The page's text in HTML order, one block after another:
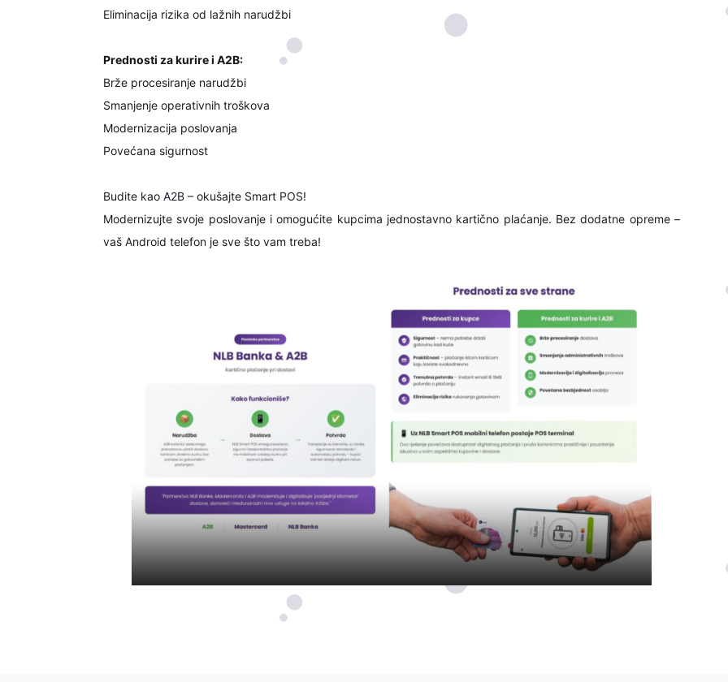
Eliminacija rizika od lažnih narudžbi
Prednosti za kurire i A2B:
Brže procesiranje narudžbi
Smanjenje operativnih troškova
Modernizacija poslovanja
Povećana sigurnost
Budite kao A2B – okušajte Smart POS!
Modernizujte svoje poslovanje i omogućite kupcima jednostavno kartično plaćanje. Bez dodatne opreme –
vaš Android telefon je sve što vam treba!